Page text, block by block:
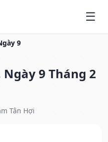
9
9 Tháng 2
Tân Hợi